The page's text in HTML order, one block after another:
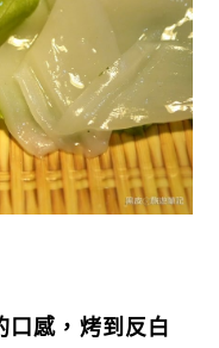
感，烤到反白